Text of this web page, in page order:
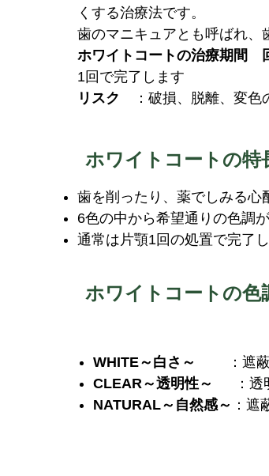
くする治療法です。
歯のマニキュアとも呼ばれ、
ホワイトコートの治療期間
1回で完了します
​リスク ：破損、脱離、変色
ホワイトコートの特
歯を削ったり、薬でしみる心
6色の中から希望通りの色調が
通常は片顎1回の処置で完了し
ホワイトコートの色
WHITE～白さ～
：遮
CLEAR～透明性～
：
NATURAL～自然感～ ：遮